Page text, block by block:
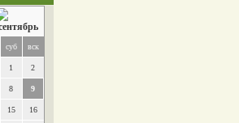
суб вск
1 2
8 9
15 16